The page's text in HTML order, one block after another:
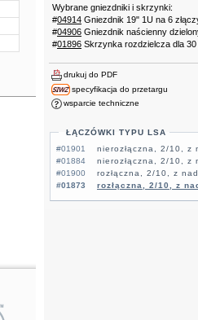
Wybrane gniezdniki i skrzynki:
#04914 Gniezdnik 19" 1U na 6
#04906 Gniezdnik naścienny
#01896 Skrzynka rozdzielcza dla
drukuj do PDF
specyfikacja do przetargu
wsparcie techniczne
ŁĄCZÓWKI TYPU LSA
#01901
nierozłączna, 2/10, z
#01884
nierozłączna, 2/10, z
#01900
rozłączna, 2/10, z
#01873
rozłączna, 2/10, z